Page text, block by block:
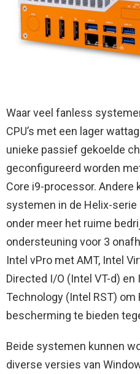
Waar veel fanless
CPU’s met een lager
unieke passief gekoelde
geconfigureerd worden
Core i9-processor. Andere
systemen in de Helix-
onder meer het ruime
ondersteuning voor 3
Intel vPro met AMT, Intel
Directed I/O (Intel VT-d) en
Technology (Intel RST) om
bescherming te bieden
Beide systemen kunnen
diverse versies van